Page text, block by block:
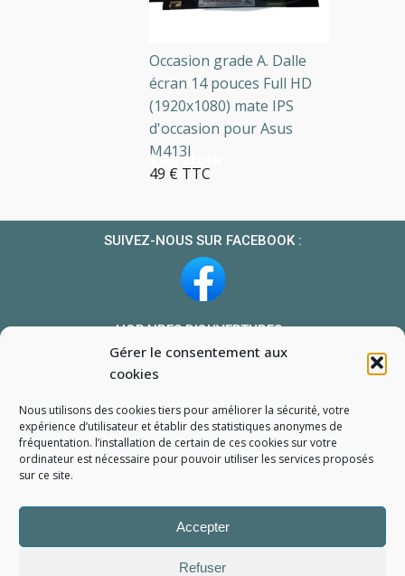
Gérer le consentement aux
cookies
Nous utilisons des cookies tiers pour améliorer la sécurité, votre
expérience d’utilisateur et établir des statistiques anonymes de
fréquentation. l’installation de certain de ces cookies sur votre
ordinateur est nécessaire pour pouvoir utiliser les services proposés
sur ce site.
Accepter
Refuser
2 en stock
Occasion grade A. Dalle
écran 14 pouces Full HD
(1920x1080) mate IPS
d'occasion pour Asus
M413I
49 € TTC
SUIVEZ-NOUS SUR FACEBOOK :
HORAIRES D’OUVERTURES :
Du lundi au vendredi : 10h-13h et 14h-19h
Le samedi : 10h-13h 14h-18h
NOUS TROUVER
Mon compte
Formulaire de demande de pièce